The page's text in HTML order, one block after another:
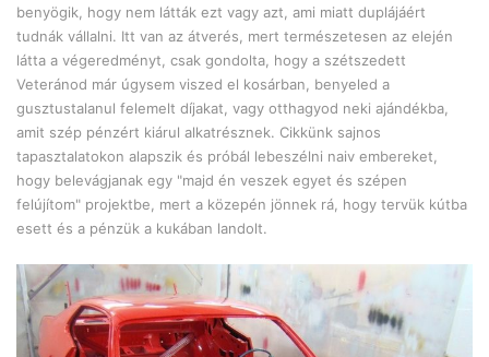
benyögik, hogy nem látták ezt vagy azt, ami miatt duplájáért
tudnák vállalni. Itt van az átverés, mert természetesen az elején
látta a végeredményt, csak gondolta, hogy a szétszedett
Veteránod már úgysem viszed el kosárban, benyeled a
gusztustalanul felemelt díjakat, vagy otthagyod neki ajándékba,
amit szép pénzért kiárul alkatrésznek. Cikkünk sajnos
tapasztalatokon alapszik és próbál lebeszélni naiv embereket,
hogy belevágjanak egy "majd én veszek egyet és szépen
felújítom" projektbe, mert a közepén jönnek rá, hogy tervük kútba
esett és a pénzük a kukában landolt.